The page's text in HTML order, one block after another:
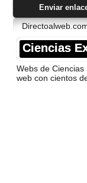
Enviar
Ciencias
Webs de
web con cientos